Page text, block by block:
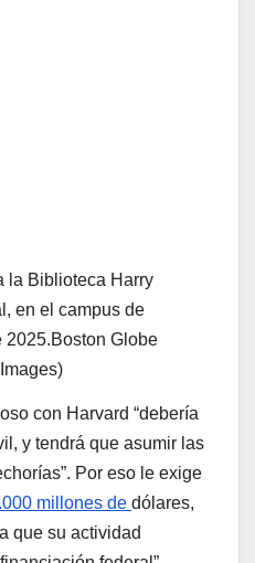
la Biblioteca Harry
en el campus de
2025.Boston Globe
con Harvard “debería
y tendrá que asumir las
Por eso le exige
millones de dólares,
que su actividad